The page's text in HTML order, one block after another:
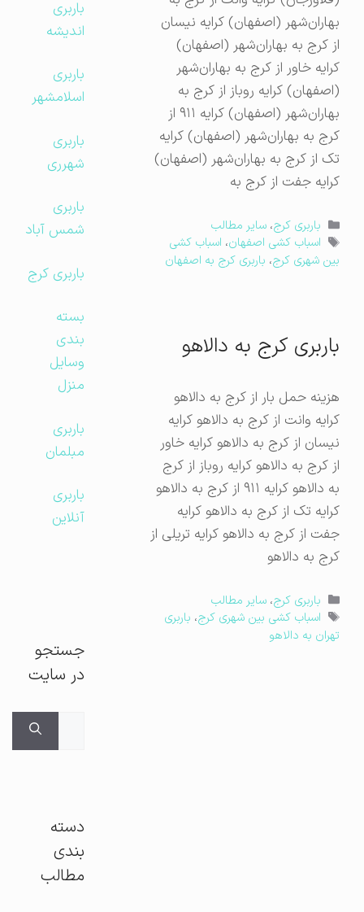
بهاران‌شهر (اصفهان) کرایه نیسان
از کرج به بهاران‌شهر (اصفهان)
کرایه خاور از کرج به بهاران‌شهر
(اصفهان) کرایه روباز از کرج به
بهاران‌شهر (اصفهان) کرایه ۹۱۱ از
کرج به بهاران‌شهر (اصفهان) کرایه
تک از کرج به بهاران‌شهر (اصفهان)
کرایه جفت از کرج به
دسته‌ها
باربری کرج،سایر مطالب
برچسب‌ها
اسباب کشی اصفهان،اسباب کشی
بین شهری کرج، باربری کرج به اصفهان
باربری کرج به دالاهو
هزینه حمل بار از کرج به دالاهو
کرایه وانت از کرج به دالاهو کرایه
نیسان از کرج به دالاهو کرایه خاور
از کرج به دالاهو کرایه روباز از کرج
به دالاهو کرایه ۹۱۱ از کرج به دالاهو
کرایه تک از کرج به دالاهو کرایه
جفت از کرج به دالاهو کرایه تریلی از
کرج به دالاهو
دسته‌ها
باربری کرج،سایر مطالب
برچسب‌ها
اسباب کشی بین شهری کرج،باربری
تهران به دالاهو
باربری
اندیشه
باربری
اسلامشهر
باربری
شهرری
باربری
شمس آباد
باربری کرج
بسته
بندی
وسایل
منزل
باربری
مبلمان
باربری
آنلاین
جستجو
در سایت
دسته
بندی
مطالب